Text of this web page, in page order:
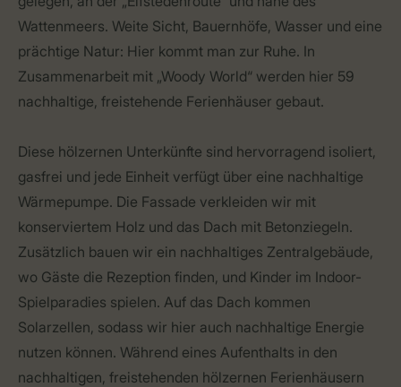
Wattenmeers. Weite Sicht, Bauernhöfe, Wasser und eine
prächtige Natur: Hier kommt man zur Ruhe. In
Zusammenarbeit mit „Woody World“ werden hier 59
nachhaltige, freistehende Ferienhäuser gebaut.
Diese hölzernen Unterkünfte sind hervorragend isoliert,
gasfrei und jede Einheit verfügt über eine nachhaltige
Wärmepumpe. Die Fassade verkleiden wir mit
konserviertem Holz und das Dach mit Betonziegeln.
Zusätzlich bauen wir ein nachhaltiges Zentralgebäude,
wo Gäste die Rezeption finden, und Kinder im Indoor-
Spielparadies spielen. Auf das Dach kommen
Solarzellen, sodass wir hier auch nachhaltige Energie
nutzen können. Während eines Aufenthalts in den
nachhaltigen, freistehenden hölzernen Ferienhäusern